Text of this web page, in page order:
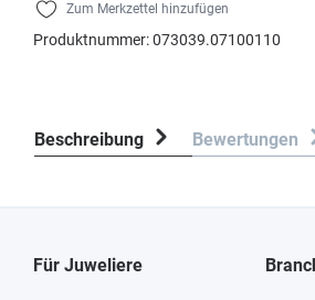
Zum Merkzettel hinzufügen
Produktnummer:073039.07100110
Beschreibung Bewertungen
Für Juweliere